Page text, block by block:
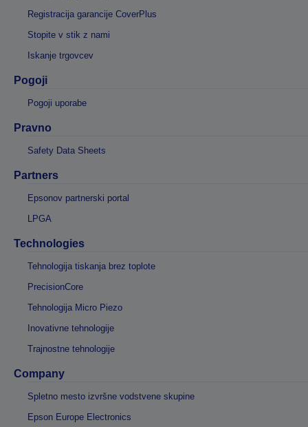
Registracija garancije CoverPlus
Stopite v stik z nami
Iskanje trgovcev
Pogoji
Pogoji uporabe
Pravno
Safety Data Sheets
Partners
Epsonov partnerski portal
LPGA
Technologies
Tehnologija tiskanja brez toplote
PrecisionCore
Tehnologija Micro Piezo
Inovativne tehnologije
Trajnostne tehnologije
Company
Spletno mesto izvršne vodstvene skupine
Epson Europe Electronics